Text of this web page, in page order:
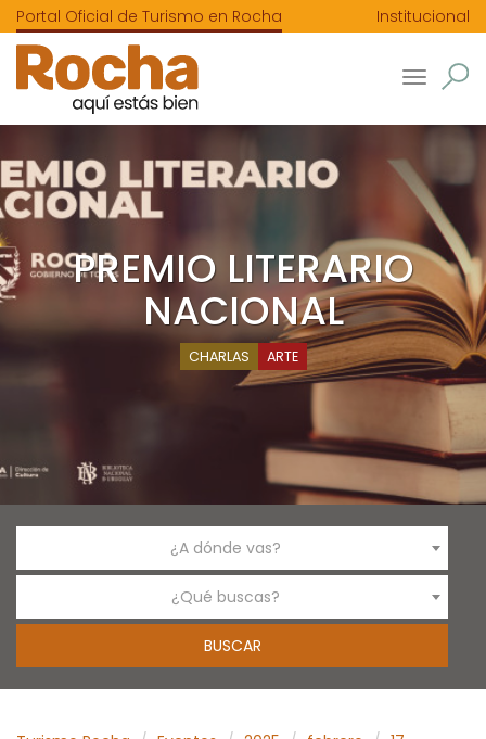
Portal Oficial de Turismo en Rocha Institucional
Toggle
PREMIO LITERARIO
NACIONAL
CHARLAS ARTE
¿A dónde vas?
¿Qué buscas?